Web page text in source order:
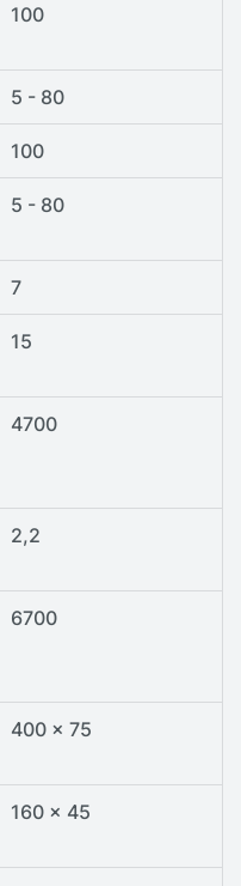
100
5 - 80
100
5 - 80
7
15
4700
2,2
6700
400 x 75
160 x 45